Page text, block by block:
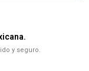
y seguro.